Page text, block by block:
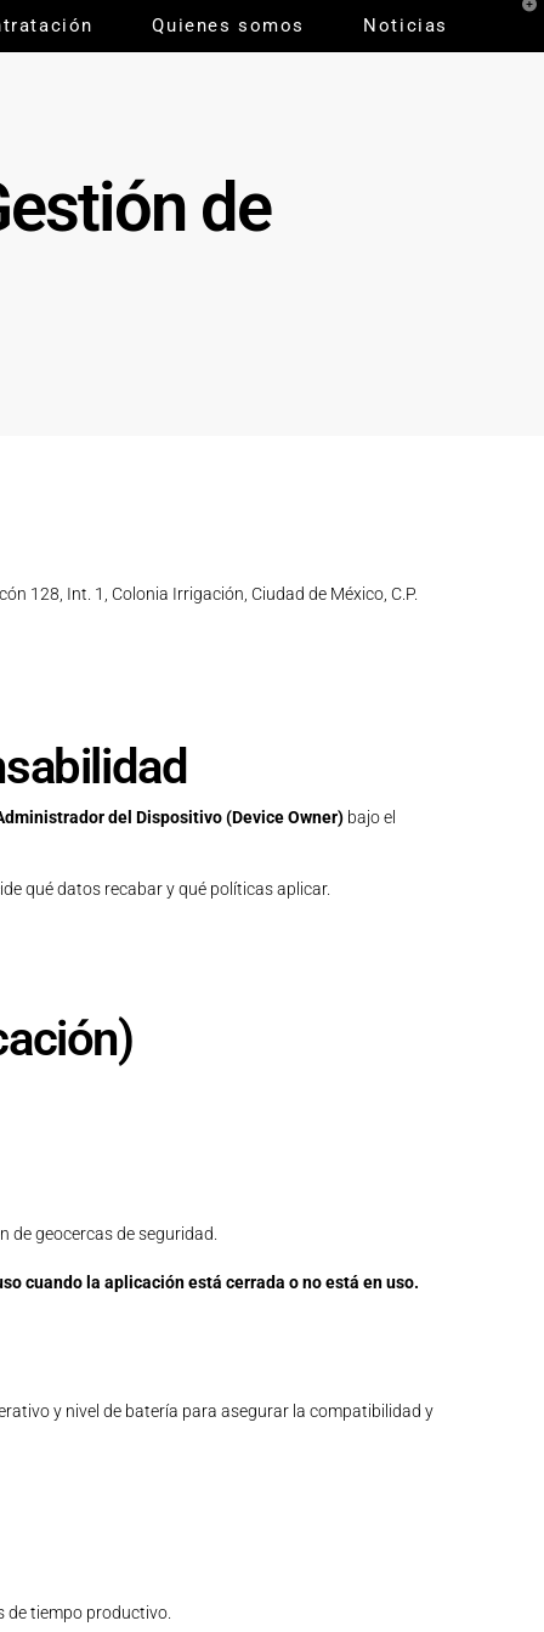
Quienes somos Noticias
de
128, Int. 1, Colonia Irrigación, Ciudad de México, C.P.
del Dispositivo (Device Owner)bajo el
qué datos recabar y qué políticas aplicar.
de geocercas de seguridad.
cuando la aplicación está cerrada o no está en uso.
y nivel de batería para asegurar la compatibilidad y
tiempo productivo.